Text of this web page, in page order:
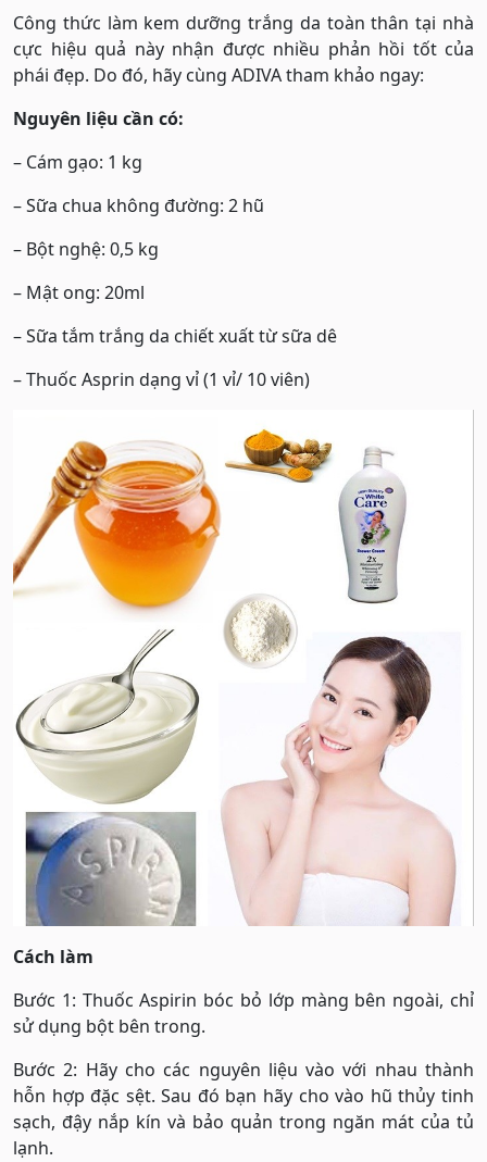
Công thức làm kem dưỡng trắng da toàn thân tại nhà
cực hiệu quả này nhận được nhiều phản hồi tốt của
phái đẹp. Do đó, hãy cùng ADIVA tham khảo ngay:
Nguyên liệu cần có:
– Cám gạo: 1 kg
– Sữa chua không đường: 2 hũ
– Bột nghệ: 0,5 kg
– Mật ong: 20ml
– Sữa tắm trắng da chiết xuất từ sữa dê
– Thuốc Asprin dạng vỉ (1 vỉ/ 10 viên)
Cách làm
Bước 1: Thuốc Aspirin bóc bỏ lớp màng bên ngoài, chỉ
sử dụng bột bên trong.
Bước 2: Hãy cho các nguyên liệu vào với nhau thành
hỗn hợp đặc sệt. Sau đó bạn hãy cho vào hũ thủy tinh
sạch, đậy nắp kín và bảo quản trong ngăn mát của tủ
lạnh.